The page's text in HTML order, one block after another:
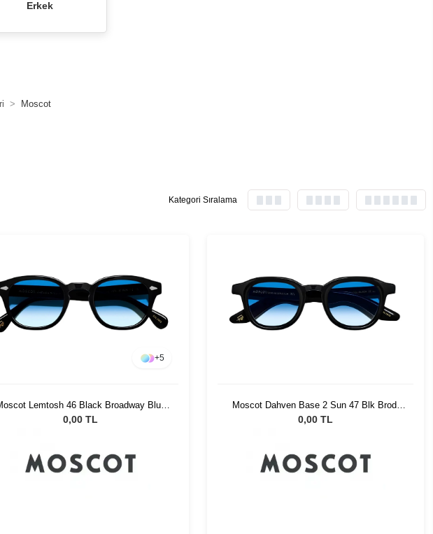
Erkek
Moscot
Kategori Sıralama
+5
Lemtosh 46 Black Broadway Blue
Fad
0,00 TL
Moscot Dahven Base 2 Sun 47 Blk Brod.
Blue Fade
0,00 TL